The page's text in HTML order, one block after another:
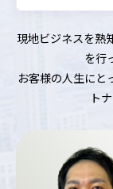
現地ビジネスを熟
を行
お客様の人生にと
ト